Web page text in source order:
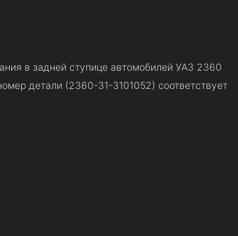
в задней ступице автомобилей УАЗ 2360
детали (2360-31-3101052) соответствует